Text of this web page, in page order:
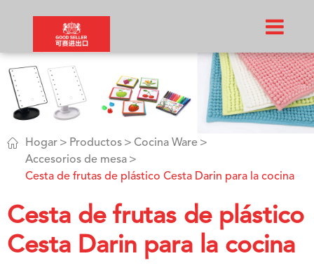
 Hogar Productos
Cocina Ware
Accesorios de mesa
Cesta de frutas de plástico Cesta Darin para la cocina
Cesta de frutas de plástico
Cesta Darin para la cocina